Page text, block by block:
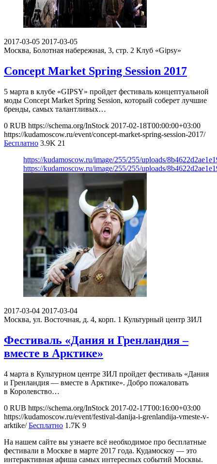
2017-03-05 2017-03-05
Москва, Болотная набережная, 3, стр. 2 Клуб «Gipsy»
Concept Market Spring Session 2017
5 марта в клубе «GIPSY» пройдет фестиваль концептуальной
моды Concept Market Spring Session, который соберет лучшие
бренды, самых талантливых…
0 RUB https://schema.org/InStock 2017-02-18T00:00:00+03:00
https://kudamoscow.ru/event/concept-market-spring-session-2017/
Бесплатно 3.9K 21
https://kudamoscow.ru/image/255/255/uploads/
https://kudamoscow.ru/image/255/255/uploads/
2017-03-04 2017-03-04
Москва, ул. Восточная, д. 4, корп. 1 Культурный центр ЗИЛ
Фестиваль «Дания и Гренландия –
вместе в Арктике»
4 марта в Культурном центре ЗИЛ пройдет фестиваль «Дания
и Гренландия — вместе в Арктике». Добро пожаловать
в Королевство…
0 RUB https://schema.org/InStock 2017-02-17T00:16:00+03:00
https://kudamoscow.ru/event/festival-danija-i-grenlandija-vmeste-v-
arktike/ Бесплатно 1.7K 9
На нашем сайте вы узнаете всё необходимое про бесплатные
фестивали в Москве в марте 2017 года. Кудамоскоу — это
интерактивная афиша самых интересных событий Москвы.